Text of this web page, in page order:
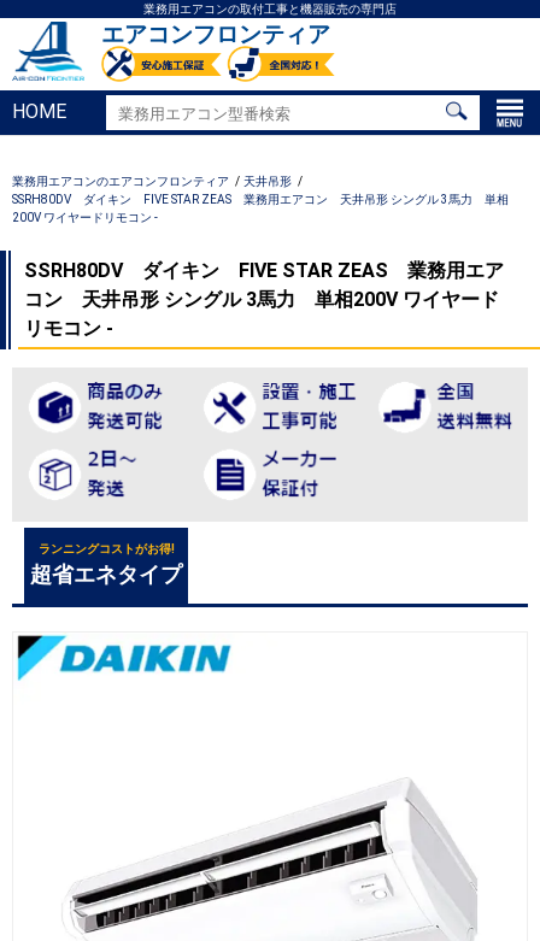
業務用エアコンの取付工事と機器販売の専門店
エアコンフロンティア
HOME
業務用エアコンのエアコンフロンティア
天井吊形
SSRH80DV ダイキン FIVE STAR ZEAS 業務用エアコン 天井吊形 シングル 3馬力 単相
200V ワイヤードリモコン -
SSRH80DV ダイキン FIVE STAR ZEAS 業務用エア
コン 天井吊形 シングル 3馬力 単相200V ワイヤード
リモコン -
ランニングコストがお得!
超省エネタイプ